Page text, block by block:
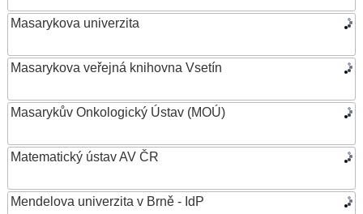
Masarykova univerzita
Masarykova veřejná knihovna Vsetín
Masarykův Onkologický Ústav (MOÚ)
Matematický ústav AV ČR
Mendelova univerzita v Brně - IdP